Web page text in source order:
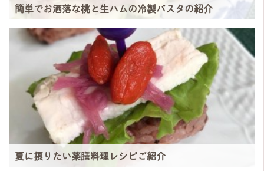
簡単でお洒落な桃と生ハムの冷製パスタの紹介
夏に摂りたい薬膳料理レシピご紹介